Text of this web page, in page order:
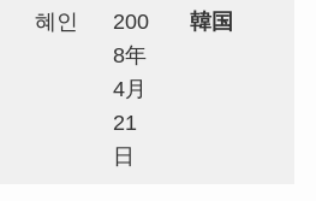
혜인
200
8年
4月
21
日
韓国